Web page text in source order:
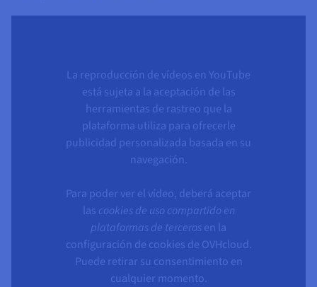
La reproducción de vídeos en YouTube
está sujeta a la aceptación de las
herramientas de rastreo que la
plataforma utiliza para ofrecerle
publicidad personalizada basada en su
navegación.
Para poder ver el vídeo, deberá aceptar
las cookies de uso compartido en
plataformas de terceros en la
configuración de cookies de OVHcloud.
Puede retirar su consentimiento en
cualquier momento.